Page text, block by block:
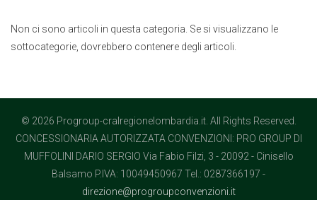
Non ci sono articoli in questa categoria. Se si visualizzano le
sottocategorie, dovrebbero contenere degli articoli.
© 2026 Progroup-cralregionelombardia.it. All Rights Reserved.
CONCESSIONARIA AUTORIZZATA CONVENZIONI: PRO GROUP DI
MUFFOLINI DARIO SERGIO Via Fabio Filzi, 3 - 20092 - Cinisello
Balsamo P.IVA: 10049450967 Tel.: 0287366197 -
direzione@progroupconvenzioni.it